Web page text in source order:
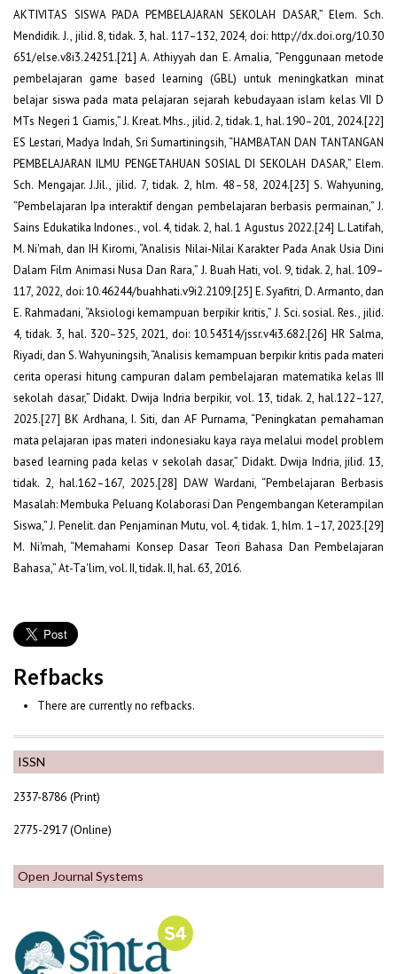
ISSN
2337-8786 (Print)
2775-2917 (Online)
Open Journal Systems
AKTIVITAS SISWA PADA PEMBELAJARAN SEKOLAH DASAR,” Elem. Sch.
Mendidik. J., jilid. 8, tidak. 3, hal. 117–132, 2024, doi: http://dx.doi.org/10.30
651/else.v8i3.24251.[21] A. Athiyyah dan E. Amalia, “Penggunaan metode
pembelajaran game based learning (GBL) untuk meningkatkan minat
belajar siswa pada mata pelajaran sejarah kebudayaan islam kelas VII D
MTs Negeri 1 Ciamis,” J. Kreat. Mhs., jilid. 2, tidak. 1, hal. 190–201, 2024.[22]
ES Lestari, Madya Indah, Sri Sumartiningsih, “HAMBATAN DAN TANTANGAN
PEMBELAJARAN ILMU PENGETAHUAN SOSIAL DI SEKOLAH DASAR,” Elem.
Sch. Mengajar. J.Jil., jilid. 7, tidak. 2, hlm. 48–58, 2024.[23] S. Wahyuning,
“Pembelajaran Ipa interaktif dengan pembelajaran berbasis permainan,” J.
Sains Edukatika Indones., vol. 4, tidak. 2, hal. 1 Agustus 2022.[24] L. Latifah,
M. Ni'mah, dan IH Kiromi, “Analisis Nilai-Nilai Karakter Pada Anak Usia Dini
Dalam Film Animasi Nusa Dan Rara,” J. Buah Hati, vol. 9, tidak. 2, hal. 109–
117, 2022, doi: 10.46244/buahhati.v9i2.2109.[25] E. Syafitri, D. Armanto, dan
E. Rahmadani, “Aksiologi kemampuan berpikir kritis,” J. Sci. sosial. Res., jilid.
4, tidak. 3, hal. 320–325, 2021, doi: 10.54314/jssr.v4i3.682.[26] HR Salma,
Riyadi, dan S. Wahyuningsih, “Analisis kemampuan berpikir kritis pada materi
cerita operasi hitung campuran dalam pembelajaran matematika kelas III
sekolah dasar,” Didakt. Dwija Indria berpikir, vol. 13, tidak. 2, hal.122–127,
2025.[27] BK Ardhana, I. Siti, dan AF Purnama, “Peningkatan pemahaman
mata pelajaran ipas materi indonesiaku kaya raya melalui model problem
based learning pada kelas v sekolah dasar,” Didakt. Dwija Indria, jilid. 13,
tidak. 2, hal.162–167, 2025.[28] DAW Wardani, “Pembelajaran Berbasis
Masalah: Membuka Peluang Kolaborasi Dan Pengembangan Keterampilan
Siswa,” J. Penelit. dan Penjaminan Mutu, vol. 4, tidak. 1, hlm. 1–17, 2023.[29]
M. Ni'mah, “Memahami Konsep Dasar Teori Bahasa Dan Pembelajaran
Bahasa,” At-Ta'lim, vol. II, tidak. II, hal. 63, 2016.
Refbacks
There are currently no refbacks.